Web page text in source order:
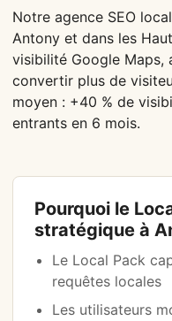
Notre agence SEO
Antony et dans les
visibilité Google Maps,
convertir plus de
moyen : +40 % de
entrants en 6 mois.
Pourquoi le
stratégique à
Le Local Pack
requêtes locales
Les utilisateurs